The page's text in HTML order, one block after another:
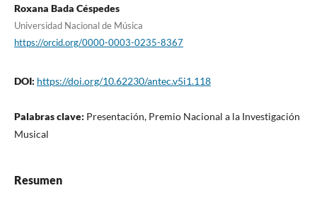
Roxana Bada Céspedes
Universidad Nacional de Música
https://orcid.org/0000-0003-0235-8367
DOI: https://doi.org/10.62230/antec.v5i1.118
Palabras clave: Presentación, Premio Nacional a la Investigación
Musical
Resumen